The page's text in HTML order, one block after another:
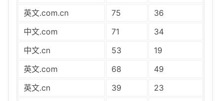
英文.com.cn
75
36
中文.com
71
34
中文.cn
53
19
英文.com
68
49
英文.cn
39
23